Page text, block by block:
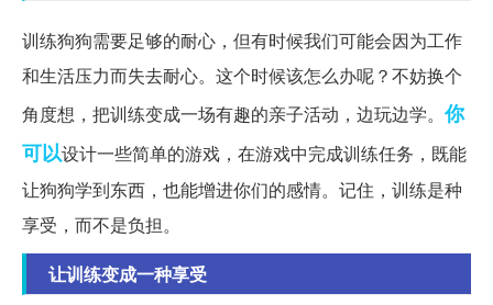
训练狗狗需要足够的耐心，但有时候我们可能会因为工作
和生活压力而失去耐心。这个时候该怎么办呢？不妨换个
角度想，把训练变成一场有趣的亲子活动，边玩边学。你
可以设计一些简单的游戏，在游戏中完成训练任务，既能
让狗狗学到东西，也能增进你们的感情。记住，训练是种
享受，而不是负担。
让训练变成一种享受